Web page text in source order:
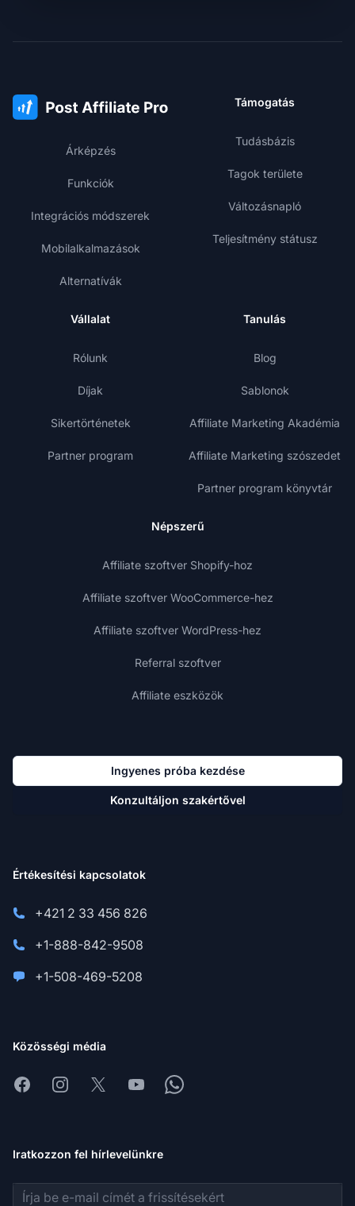
Árképzés
Funkciók
Integrációs módszerek
Mobilalkalmazások
Alternatívák
Támogatás
Tudásbázis
Tagok területe
Változásnapló
Teljesítmény státusz
Vállalat
Rólunk
Díjak
Sikertörténetek
Partner program
Tanulás
Blog
Sablonok
Affiliate Marketing Akadémia
Affiliate Marketing szószedet
Partner program könyvtár
Népszerű
Affiliate szoftver Shopify-hoz
Affiliate szoftver WooCommerce-hez
Affiliate szoftver WordPress-hez
Referral szoftver
Affiliate eszközök
Ingyenes próba kezdése
Konzultáljon szakértővel
Értékesítési kapcsolatok
+421 2 33 456 826
+1-888-842-9508
+1-508-469-5208
Közösségi média
FacebookInstagram
X YoutubeWhatsapp
Iratkozzon fel hírlevelünkre
E-mail cím